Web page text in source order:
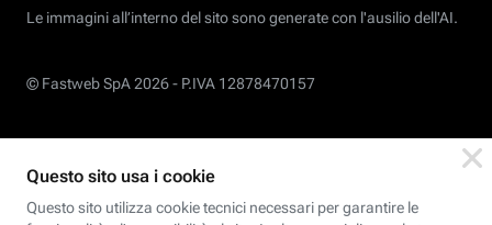
Le immagini all’interno del sito sono generate con l'ausilio dell'AI.
© Fastweb SpA 2026 - P.IVA 12878470157